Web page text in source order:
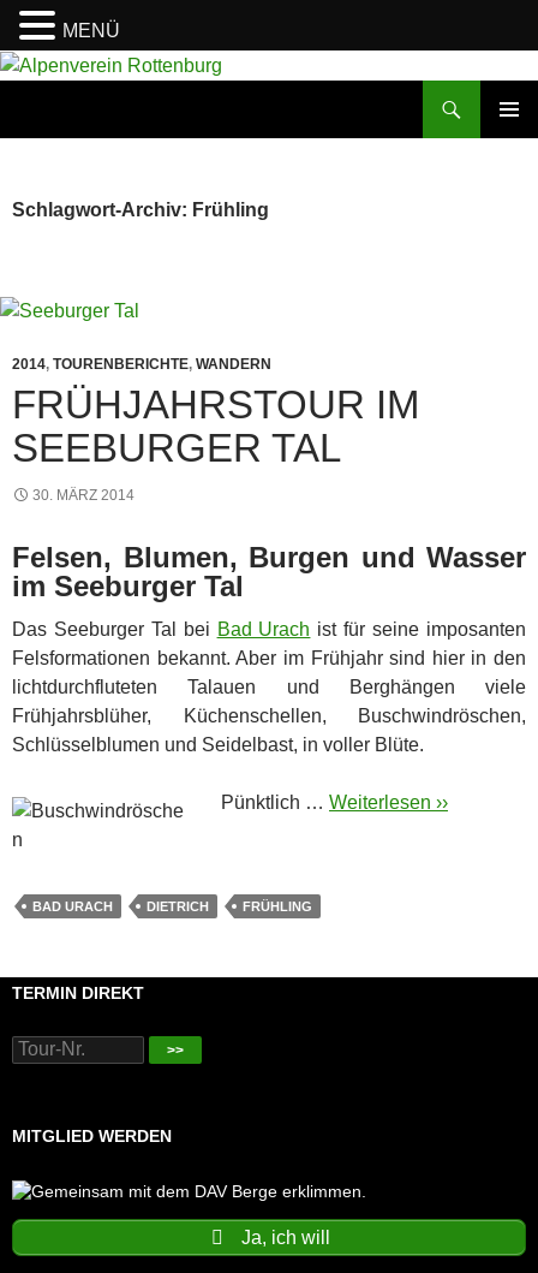
Zum
Schlagwort-Archiv: Frühling
2014, TOURENBERICHTE, WANDERN
FRÜHJAHRSTOUR IM
SEEBURGER TAL
30. MÄRZ 2014
Felsen, Blumen, Burgen und Wasser
im Seeburger Tal
Das Seeburger Tal bei Bad Urach ist für seine imposanten
Felsformationen bekannt. Aber im Frühjahr sind hier in den
lichtdurchfluteten Talauen und Berghängen viele
Frühjahrsblüher, Küchenschellen, Buschwindröschen,
Schlüsselblumen und Seidelbast, in voller Blüte.
Pünktlich … Weiterlesen ››
BAD URACH DIETRICH FRÜHLING
TERMIN DIREKT
>>
MITGLIED WERDEN
Ja, ich will
MENÜ